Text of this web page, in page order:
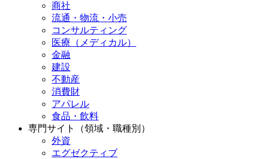
商社
流通・物流・小売
コンサルティング
医療（メディカル）
金融
建設
不動産
消費財
アパレル
食品・飲料
専門サイト（領域・職種別）
外資
エグゼクティブ